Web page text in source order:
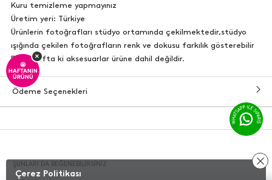
Kuru temizleme yapmayınız
Üretim yeri: Türkiye
Ürünlerin fotoğrafları stüdyo ortamında çekilmektedir,stüdyo
ışığında çekilen fotoğrafların renk ve dokusu farkılık gösterebilir
Fotoğrafta ki aksesuarlar ürüne dahil değildir.
Ödeme Seçenekleri
ŞUNLARI DA BEĞENEBILIRSINIZ
🤩
HAFTANIN
ÜRÜNÜ
×
Çerez Politikası